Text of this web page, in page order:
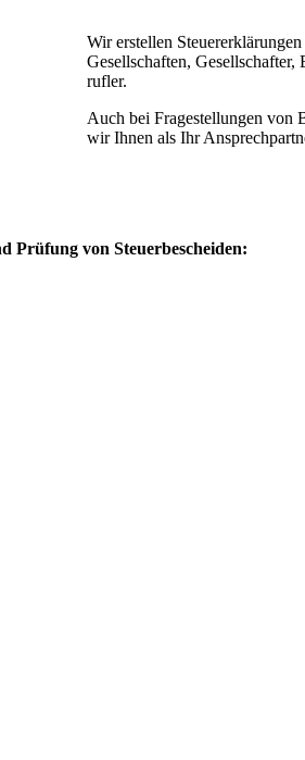
Wir erstellen
Gesellschaften,
ruf­ler.
Auch bei Fragestellungen von
wir Ihnen als Ihr
Prüfung von Steuerbescheiden: